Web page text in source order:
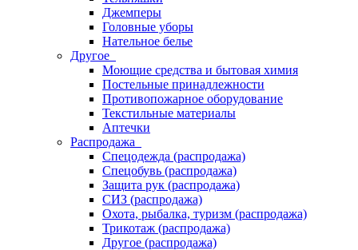
Джемперы
Головные уборы
Нательное белье
Другое
Моющие средства и бытовая химия
Постельные принадлежности
Противопожарное оборудование
Текстильные материалы
Аптечки
Распродажа
Спецодежда (распродажа)
Спецобувь (распродажа)
Защита рук (распродажа)
СИЗ (распродажа)
Охота, рыбалка, туризм (распродажа)
Трикотаж (распродажа)
Другое (распродажа)